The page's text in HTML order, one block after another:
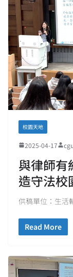
校園天地
2025-04-17
與律師有
造守法校
供稿單位：生活
Read More